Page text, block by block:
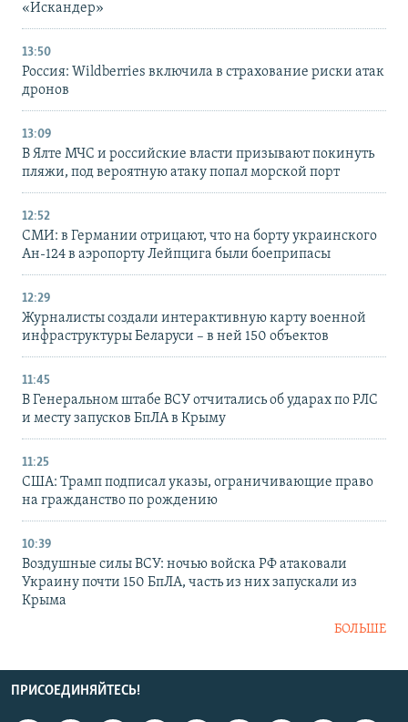
«Искандер»
13:50
Россия: Wildberries включила в страхование риски атак
дронов
13:09
В Ялте МЧС и российские власти призывают покинуть
пляжи, под вероятную атаку попал морской порт
12:52
СМИ: в Германии отрицают, что на борту украинского
Ан-124 в аэропорту Лейпцига были боеприпасы
12:29
Журналисты создали интерактивную карту военной
инфраструктуры Беларуси – в ней 150 объектов
11:45
В Генеральном штабе ВСУ отчитались об ударах по РЛС
и месту запусков БпЛА в Крыму
11:25
США: Трамп подписал указы, ограничивающие право
на гражданство по рождению
10:39
Воздушные силы ВСУ: ночью войска РФ атаковали
Украину почти 150 БпЛА, часть из них запускали из
Крыма
БОЛЬШЕ
ПРИСОЕДИНЯЙТЕСЬ!